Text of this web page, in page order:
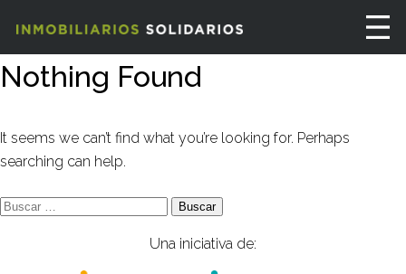
Nothing Found
It seems we can’t find what you’re looking for. Perhaps
searching can help.
Buscar:
Una iniciativa de: